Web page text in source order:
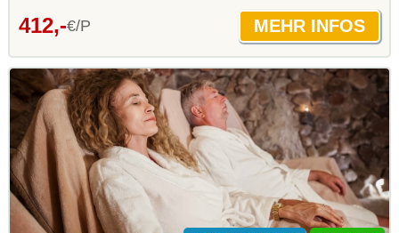
412,-€/P